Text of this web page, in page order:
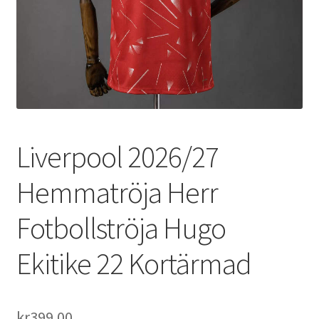
Liverpool 2026/27
Hemmatröja Herr
Fotbollströja Hugo
Ekitike 22 Kortärmad